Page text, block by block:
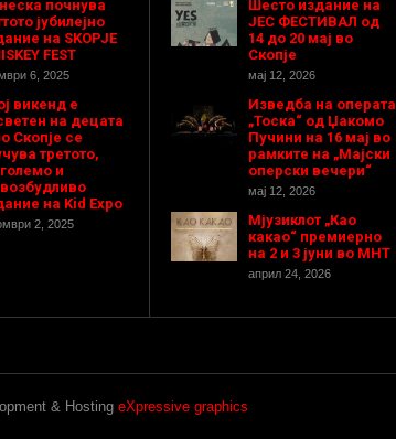
почнува
јубилејно
на SKOPJE
FEST
6, 2025
викенд е
на децата
Скопје се
третото,
и
на Kid Expo
2, 2025
Шесто издание на
ЈЕС ФЕСТИВАЛ од
14 до 20 мај во
Скопје
мај 12, 2026
Изведба на операта
„Тоска“ од Џакомо
Пучини на 16 мај во
рамките на „Мајски
оперски вечери“
мај 12, 2026
Мјузиклот „Као
какао“ премиерно
на 2 и 3 јуни во МНТ
април 24, 2026
& Hosting eXpressive graphics